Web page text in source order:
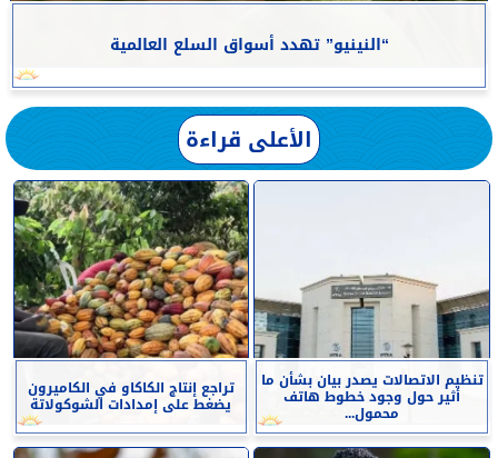
“النينيو” تهدد أسواق السلع العالمية
الأعلى قراءة
تنظيم الاتصالات يصدر بيان بشأن ما
أثير حول وجود خطوط هاتف
محمول...
تراجع إنتاج الكاكاو في الكاميرون
يضغط على إمدادات الشوكولاتة